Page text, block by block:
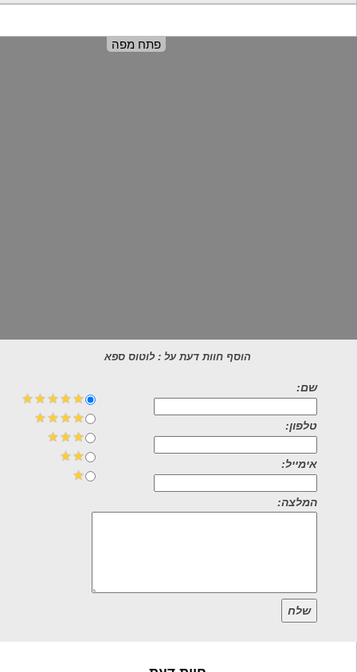
פתח מפה
הוסף חוות דעת על : לוטוס ספא
שם:
טלפון:
אימייל:
המלצה:
שלח